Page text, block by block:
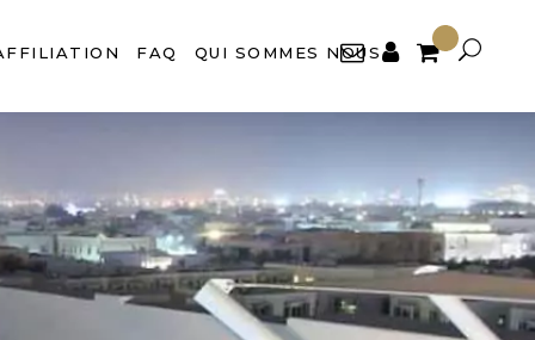
FAQ QUI SOMMES NOUS 